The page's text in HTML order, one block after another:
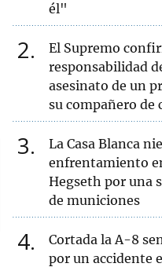
él"
2
El Supremo
responsabilidad
asesinato de un
su compañero de
3
La Casa Blanca
enfrentamiento
Hegseth por una
de municiones
4
Cortada la A-8
por un accidente